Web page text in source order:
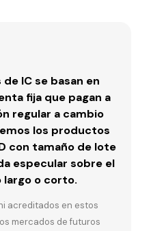
IC se basan en
fija que pagan a
regular a cambio
los productos
con tamaño de lote
especular sobre el
largo o corto.
acreditados en estos
mercados de futuros